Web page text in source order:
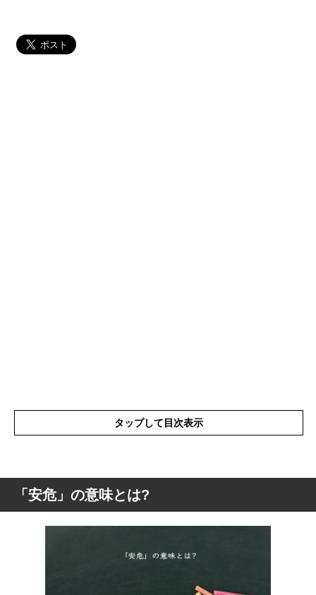
タップして目次表示
「安危」の意味とは?
「安危」の意味とは?